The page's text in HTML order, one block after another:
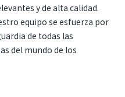
y de alta calidad.
equipo se esfuerza por
de todas las
del mundo de los